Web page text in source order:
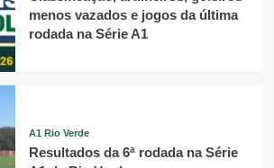
menos vazados e jogos da última
rodada na Série A1
A1 Rio Verde
Resultados da 6ª rodada na Série